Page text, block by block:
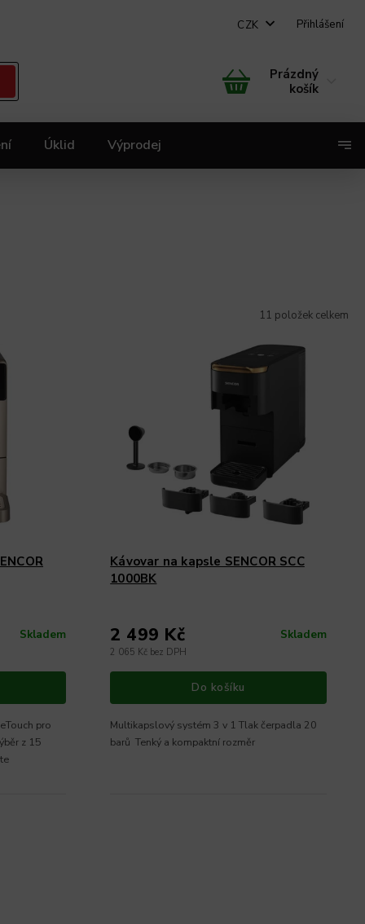
CZK Přihlášení
Prázdný
košík
Úklid Výprodej
11 položek celkem
Skladem
pro
z 15
Kávovar na kapsle SENCOR SCC
1000BK
Skladem
2 065 Kč bez DPH
2 499 Kč
Do košíku
Multikapslový systém 3 v 1 Tlak čerpadla 20
barů Tenký a kompaktní rozměr